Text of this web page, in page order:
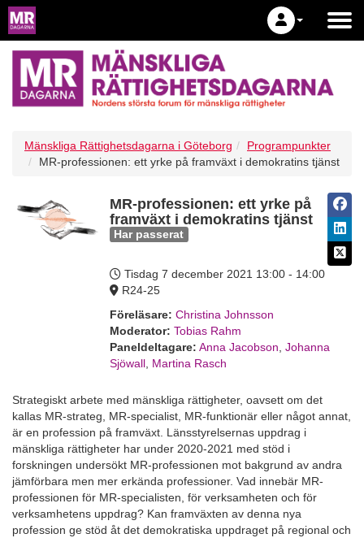
Mänskliga Rättighetsdagarna i Göteborg
Programpunkter
MR-professionen: ett yrke på framväxt i demokratins tjänst
MR-professionen: ett yrke på
framväxt i demokratins tjänst
Har passerat
Tisdag 7 december 2021 13:00 - 14:00
R24-25
Föreläsare: Christina Johnsson
Moderator: Tobias Rahm
Paneldeltagare: Anna Jacobson Johanna
Sjöwall Martina Rasch
Strategiskt arbete med mänskliga rättigheter, oavsett om det
kallas MR-strateg, MR-specialist, MR-funktionär eller något annat,
är en profession på framväxt. Länsstyrelsernas uppdrag i
mänskliga rättigheter har under 2020-2021 med stöd i
forskningen undersökt MR-professionen mot bakgrund av andra
jämförbara men mer erkända professioner. Vad innebär MR-
professionen för MR-specialisten, för verksamheten och för
verksamhetens uppdrag? Kan framväxten av denna nya
profession ge stöd åt det demokratiska uppdraget på regional och